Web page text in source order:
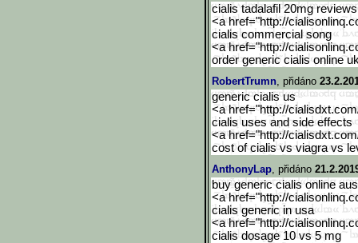
cialis tadalafil 20mg reviews
<a href="http://
cialis commercial song
<a href="http://
order generic cialis online
RobertTrumn, přidáno
generic cialis us
<a href="http://
cialis uses and side effects
<a href="http://
cost of cialis vs viagra vs
AnthonyLap, přidáno
buy generic cialis online
<a href="http://
cialis generic in usa
<a href="http://
cialis dosage 10 vs 5 mg